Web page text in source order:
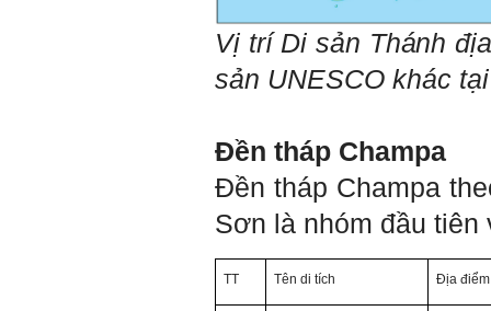
Vị trí Di sản Thánh
sản UNESCO khác
Đền tháp Champa
Đền tháp Champa
Sơn là nhóm đầu
TT Tên di tích Địa điểm